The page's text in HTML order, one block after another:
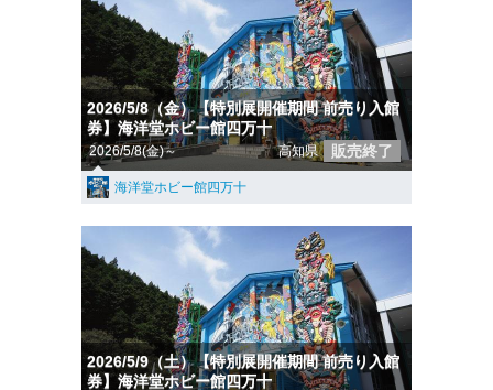
2026/5/8（金）【特別展開催期間 前売り入館
券】海洋堂ホビー館四万十
2026/5/8(金)～ 高知県 販売終了
海洋堂ホビー館四万十
2026/5/9（土）【特別展開催期間 前売り入館
券】海洋堂ホビー館四万十